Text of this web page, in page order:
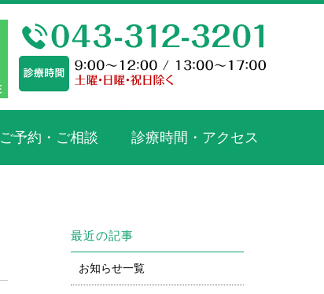
ご予約・ご相談 診療時間・アクセス
最近の記事
お知らせ一覧